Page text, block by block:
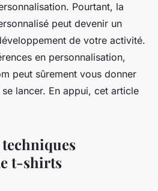
Pourtant, la
peut devenir un
de votre activité.
en personnalisation,
peut sûrement vous donner
lancer. En appui, cet article
t-shirts